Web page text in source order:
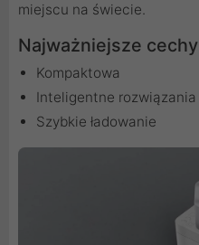
miejscu na świecie.
Najważniejsze cechy
Kompaktowa
Inteligentne rozwiązania
Szybkie ładowanie